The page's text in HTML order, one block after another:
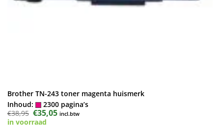
Brother TN-243 toner magenta huismerk
Inhoud:
2300 pagina’s
€38,95 Oorspronkelijke
prijs
was:
€35,05Huidige
prijs
incl.btw
in voorraad